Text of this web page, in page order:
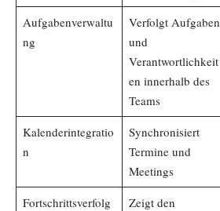
Aufgabenverwaltu
ng
Verfolgt Aufgaben
und
Verantwortlichkeit
en innerhalb des
Teams
Kalenderintegratio
n
Synchronisiert
Termine und
Meetings
Fortschrittsverfolg
Zeigt den